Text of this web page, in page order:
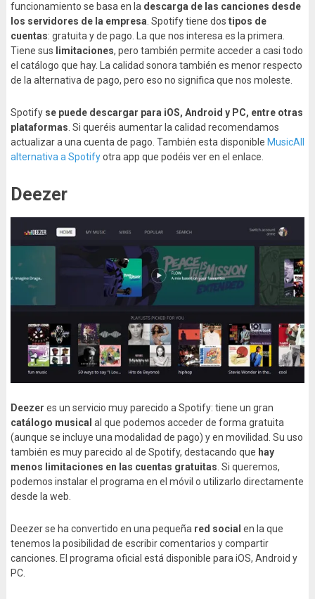
funcionamiento se basa en la descarga de las canciones desde
los servidores de la empresa. Spotify tiene dos tipos de
cuentas: gratuita y de pago. La que nos interesa es la primera.
Tiene sus limitaciones, pero también permite acceder a casi todo
el catálogo que hay. La calidad sonora también es menor respecto
de la alternativa de pago, pero eso no significa que nos moleste.
Spotify se puede descargar para iOS, Android y PC, entre otras
plataformas. Si queréis aumentar la calidad recomendamos
actualizar a una cuenta de pago. También esta disponible MusicAll
alternativa a Spotifyotra app que podéis ver en el enlace.
Deezer
Deezer es un servicio muy parecido a Spotify: tiene un gran
catálogo musical al que podemos acceder de forma gratuita
(aunque se incluye una modalidad de pago) y en movilidad. Su uso
también es muy parecido al de Spotify, destacando que hay
menos limitaciones en las cuentas gratuitas . Si queremos,
podemos instalar el programa en el móvil o utilizarlo directamente
desde la web.
Deezer se ha convertido en una pequeña red social en la que
tenemos la posibilidad de escribir comentarios y compartir
canciones. El programa oficial está disponible para iOS, Android y
PC.